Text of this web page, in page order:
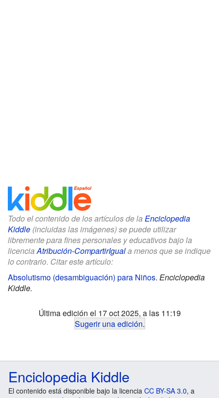
Todo el contenido de los artículos de la Enciclopedia
Kiddle (incluidas las imágenes) se puede utilizar
libremente para fines personales y educativos bajo la
licenciaAtribución-CompartirIguala menos que se indique
lo contrario. Citar este artículo:
Absolutismo (desambiguación) para Niños. Enciclopedia
Kiddle.
Última edición el 17 oct 2025, a las 11:19
Sugerir una edición.
Enciclopedia Kiddle
El contenido está disponible bajo la licencia CC BY-SA 3.0, a